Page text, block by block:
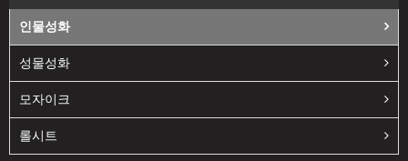
인물성화
성물성화
모자이크
롤시트